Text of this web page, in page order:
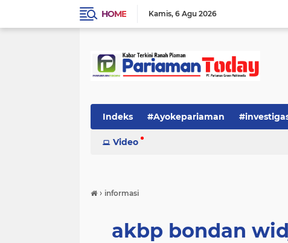
HOME Kamis 6 Agu 2026
Indeks #Ayokepariaman
Video
› informasi
akbp bondan